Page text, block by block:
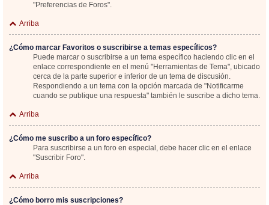
"Preferencias de Foros".
Arriba
¿Cómo marcar Favoritos o suscribirse a temas específicos?
Puede marcar o suscribirse a un tema específico haciendo clic en el
enlace correspondiente en el menú "Herramientas de Tema", ubicado
cerca de la parte superior e inferior de un tema de discusión.
Respondiendo a un tema con la opción marcada de "Notificarme
cuando se publique una respuesta" también le suscribe a dicho tema.
Arriba
¿Cómo me suscribo a un foro específico?
Para suscribirse a un foro en especial, debe hacer clic en el enlace
"Suscribir Foro".
Arriba
¿Cómo borro mis suscripciones?